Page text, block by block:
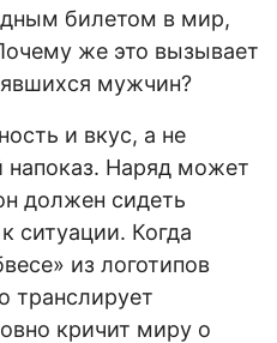
билетом в мир,
же это вызывает
мужчин?
и вкус, а не
напоказ. Наряд может
должен сидеть
ситуации. Когда
из логотипов
транслирует
кричит миру о